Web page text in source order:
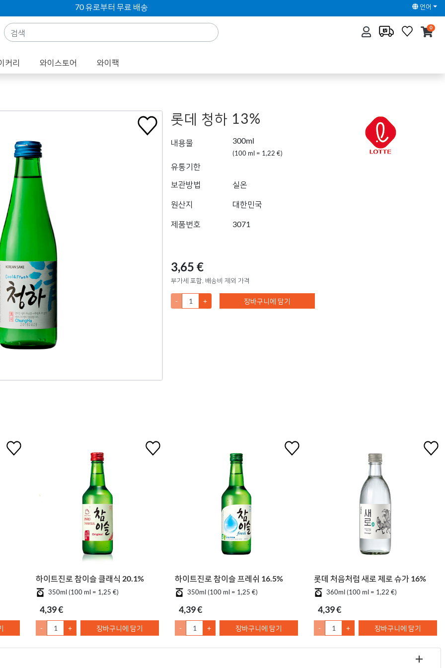
70 유로부터 무료 배송 언어
0
커리 와이스토어 와이팩
롯데 청하 13%
내용물 300ml
(100 ml = 1,22 €)
유통기한
보관방법
실온
원산지 대한민국
제품번호 3071
3,65 €
부가세 포함, 배송비 제외 가격
- + 장바구니에 담기
하이트진로 참이슬 클래식 20.1%
350ml (100 ml = 1,25 €)
4,39 €
- + 장바구니에 담기
하이트진로 참이슬 프레쉬 16.5%
350ml (100 ml = 1,25 €)
4,39 €
- + 장바구니에 담기
롯데 처음처럼 새로 제로 슈가 16%
360ml (100 ml = 1,22 €)
4,39 €
- + 장바구니에 담기